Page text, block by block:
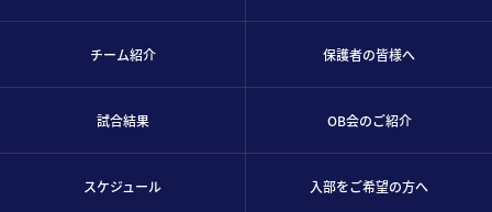
チーム紹介
試合結果
スケジュール
保護者の皆様へ
OB会のご紹介
入部をご希望の方へ